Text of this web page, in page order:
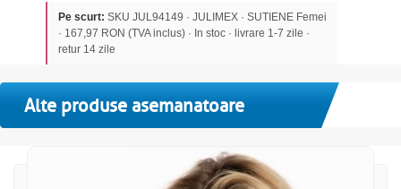
Pe scurt: SKU JUL94149 · JULIMEX · SUTIENE Femei
· 167,97 RON (TVA inclus) · In stoc · livrare 1-7 zile ·
retur 14 zile
Alte produse asemanatoare